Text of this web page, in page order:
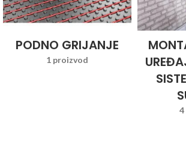
PODNO GRIJANJE
1 proizvod